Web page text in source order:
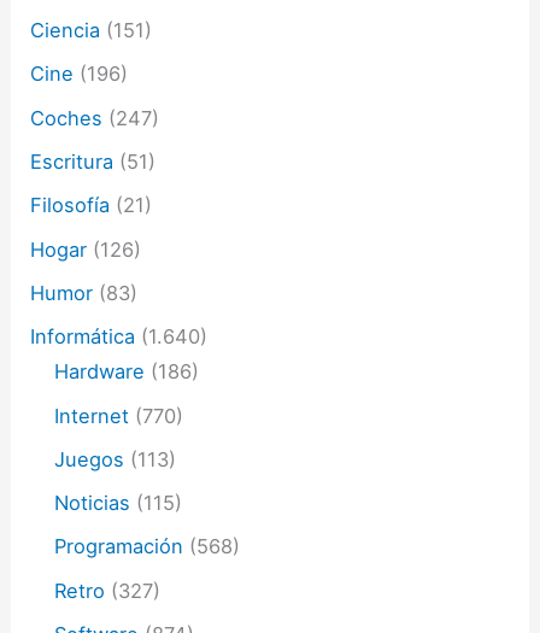
n
c
Ciencia (151)
Cine (196)
Coches (247)
Escritura (51)
Filosofía (21)
Hogar (126)
Humor (83)
Informática (1.640)
Hardware (186)
Internet (770)
Juegos (113)
Noticias (115)
Programación (568)
Retro (327)